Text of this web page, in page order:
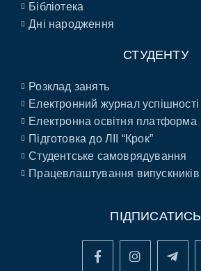
Бібліотека
Дні народження
СТУДЕНТУ
Розклад занять
Електронний журнал успішності
Електронна освітня платформа
Підготовка до ЛІІ “Крок”
Студентське самоврядування
Працевлаштування випускників
ПІДПИСАТИСЬ